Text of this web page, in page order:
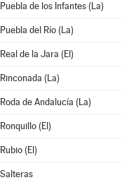
Puebla de los Infantes (La)
Puebla del Río (La)
Real de la Jara (El)
Rinconada (La)
Roda de Andalucía (La)
Ronquillo (El)
Rubio (El)
Salteras